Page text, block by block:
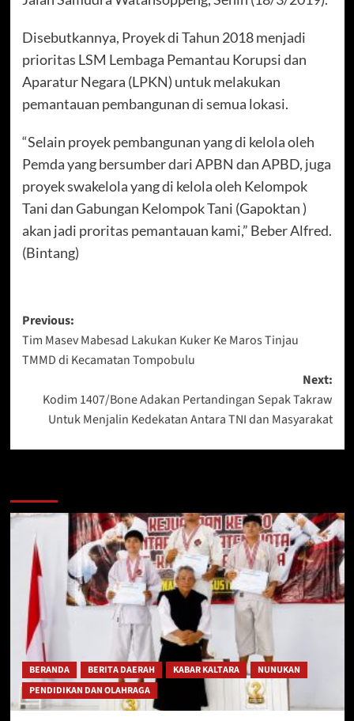
Disebutkannya, Proyek di Tahun 2018 menjadi
prioritas LSM Lembaga Pemantau Korupsi dan
Aparatur Negara (LPKN) untuk melakukan
pemantauan pembangunan di semua lokasi.
“Selain proyek pembangunan yang di kelola oleh
Pemda yang bersumber dari APBN dan APBD, juga
proyek swakelola yang di kelola oleh Kelompok
Tani dan Gabungan Kelompok Tani (Gapoktan )
akan jadi proritas pemantauan kami,” Beber Alfred.
(Bintang)
Post
navigation
Previous:
Tim Masev Mabesad Lakukan Kuker Ke Maros Tinjau
TMMD di Kecamatan Tompobulu
Next:
Kodim 1407/Bone Adakan Pertandingan Sepak Takraw
Untuk Menjalin Kedekatan Antara TNI dan Masyarakat
BERANDA BERITA DAERAH KABAR KALTARA
NUNUKAN
PENDIDIKAN DAN OLAHRAGA